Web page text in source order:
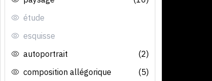
étude
esquisse
autoportrait
(2)
composition allégorique
(5)